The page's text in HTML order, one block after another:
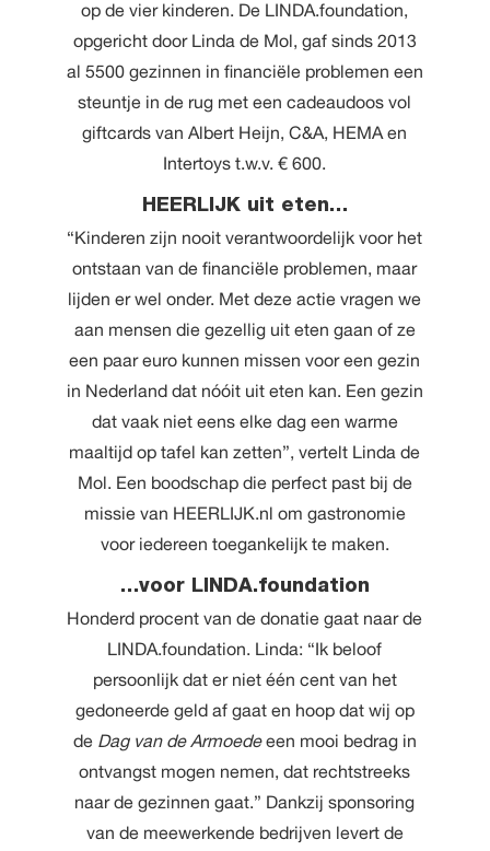
op de vier kinderen. De LINDA.foundation,
opgericht door Linda de Mol, gaf sinds 2013
al 5500 gezinnen in financiële problemen een
steuntje in de rug met een cadeaudoos vol
giftcards van Albert Heijn, C&A, HEMA en
Intertoys t.w.v. € 600.
HEERLIJK uit eten…
“Kinderen zijn nooit verantwoordelijk voor het
ontstaan van de financiële problemen, maar
lijden er wel onder. Met deze actie vragen we
aan mensen die gezellig uit eten gaan of ze
een paar euro kunnen missen voor een gezin
in Nederland dat nóóit uit eten kan. Een gezin
dat vaak niet eens elke dag een warme
maaltijd op tafel kan zetten”, vertelt Linda de
Mol. Een boodschap die perfect past bij de
missie van HEERLIJK.nl om gastronomie
voor iedereen toegankelijk te maken.
…voor LINDA.foundation
Honderd procent van de donatie gaat naar de
LINDA.foundation. Linda: “Ik beloof
persoonlijk dat er niet één cent van het
gedoneerde geld af gaat en hoop dat wij op
de Dag van de Armoedeeen mooi bedrag in
ontvangst mogen nemen, dat rechtstreeks
naar de gezinnen gaat.” Dankzij sponsoring
van de meewerkende bedrijven levert de